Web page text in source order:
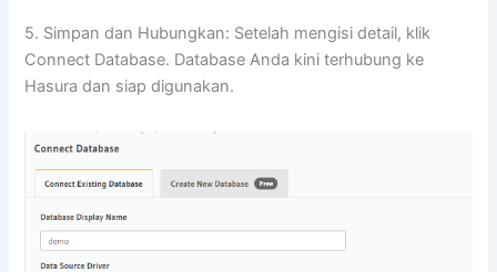
5. Simpan dan Hubungkan: Setelah mengisi detail, klik
Connect Database. Database Anda kini terhubung ke
Hasura dan siap digunakan.